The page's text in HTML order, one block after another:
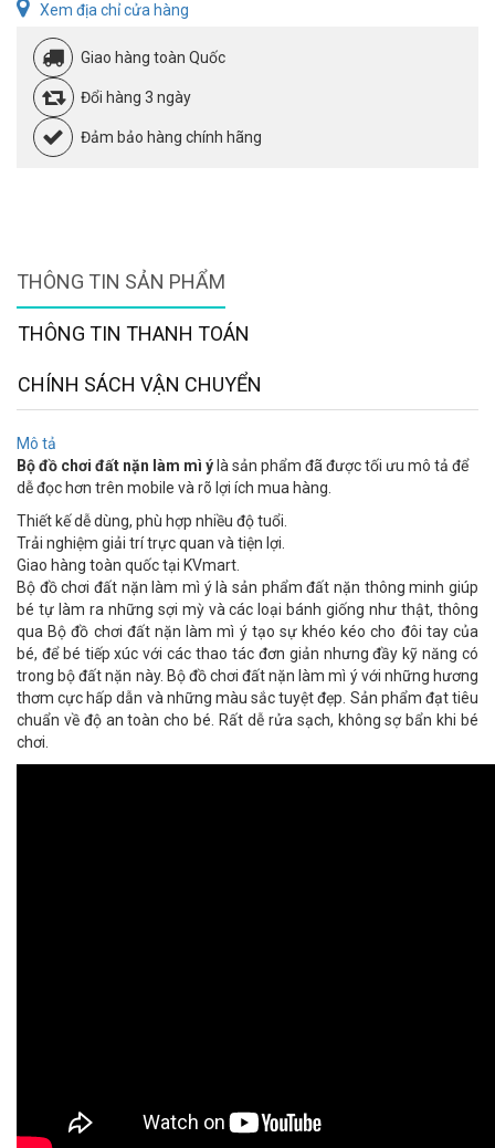
Xem địa chỉ cửa hàng
Giao hàng toàn Quốc
Đổi hàng 3 ngày
Đảm bảo hàng chính hãng
THÔNG TIN SẢN PHẨM
THÔNG TIN THANH TOÁN
CHÍNH SÁCH VẬN CHUYỂN
Mô tả
Bộ đồ chơi đất nặn làm mì ý là sản phẩm đã được tối ưu mô tả để
dễ đọc hơn trên mobile và rõ lợi ích mua hàng.
Thiết kế dễ dùng, phù hợp nhiều độ tuổi.
Trải nghiệm giải trí trực quan và tiện lợi.
Giao hàng toàn quốc tại KVmart.
Bộ đồ chơi đất nặn làm mì ý là sản phẩm đất nặn thông minh giúp
bé tự làm ra những sợi mỳ và các loại bánh giống như thật, thông
qua Bộ đồ chơi đất nặn làm mì ý tạo sự khéo kéo cho đôi tay của
bé, để bé tiếp xúc với các thao tác đơn giản nhưng đầy kỹ năng có
trong bộ đất nặn này. Bộ đồ chơi đất nặn làm mì ý với những hương
thơm cực hấp dẫn và những màu sắc tuyệt đẹp. Sản phẩm đạt tiêu
chuẩn về độ an toàn cho bé. Rất dễ rửa sạch, không sợ bẩn khi bé
chơi.